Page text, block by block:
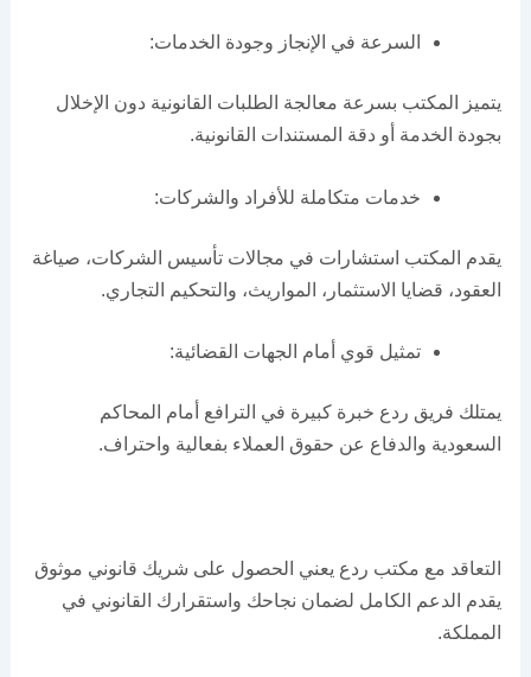
السرعة في الإنجاز وجودة الخدمات:
يتميز المكتب بسرعة معالجة الطلبات القانونية دون الإخلال
بجودة الخدمة أو دقة المستندات القانونية.
خدمات متكاملة للأفراد والشركات:
يقدم المكتب استشارات في مجالات تأسيس الشركات، صياغة
العقود، قضايا الاستثمار، المواريث، والتحكيم التجاري.
تمثيل قوي أمام الجهات القضائية:
يمتلك فريق ردع خبرة كبيرة في الترافع أمام المحاكم
السعودية والدفاع عن حقوق العملاء بفعالية واحتراف.
التعاقد مع مكتب ردع يعني الحصول على شريك قانوني موثوق
يقدم الدعم الكامل لضمان نجاحك واستقرارك القانوني في
المملكة.